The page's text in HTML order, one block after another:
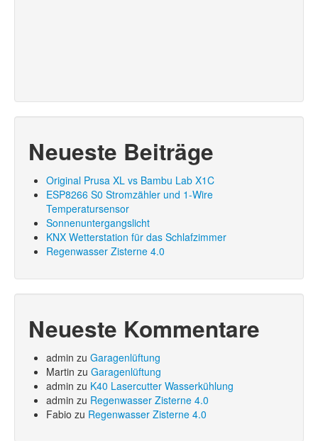
Neueste Beiträge
Original Prusa XL vs Bambu Lab X1C
ESP8266 S0 Stromzähler und 1-Wire
Temperatursensor
Sonnenuntergangslicht
KNX Wetterstation für das Schlafzimmer
Regenwasser Zisterne 4.0
Neueste Kommentare
admin zu Garagenlüftung
Martin zu Garagenlüftung
admin zu K40 Lasercutter Wasserkühlung
admin zu Regenwasser Zisterne 4.0
Fabio zu Regenwasser Zisterne 4.0